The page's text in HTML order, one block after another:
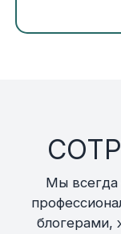
Мы всегда
блогерами,